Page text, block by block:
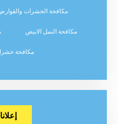
مكافحة الحشرات
مكافحة النمل الابيض
مكافحة